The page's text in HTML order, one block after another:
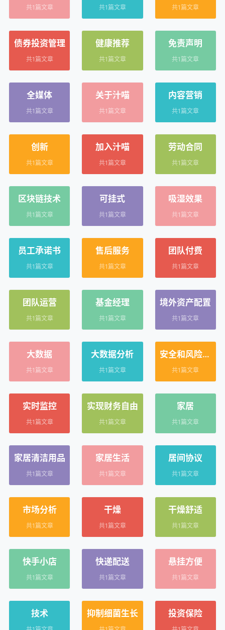
共1篇文章 共1篇文章 共1篇文章
债券投资管理
共1篇文章
健康推荐
共1篇文章
免责声明
共1篇文章
全媒体
共1篇文章
关于汁喵
共1篇文章
内容营销
共1篇文章
创新
共1篇文章
加入汁喵
共1篇文章
劳动合同
共1篇文章
区块链技术
共1篇文章
可挂式
共1篇文章
吸湿效果
共1篇文章
员工承诺书
共1篇文章
售后服务
共1篇文章
团队付费
共1篇文章
团队运营
共1篇文章
基金经理
共1篇文章
境外资产配置
共1篇文章
大数据
共1篇文章
大数据分析
共1篇文章
安全和风险控
制
共1篇文章
实时监控
共1篇文章
实现财务自由
共1篇文章
家居
共1篇文章
家居清洁用品
共1篇文章
家居生活
共1篇文章
居间协议
共1篇文章
市场分析
共1篇文章
干燥
共1篇文章
干燥舒适
共1篇文章
快手小店
共1篇文章
快递配送
共1篇文章
悬挂方便
共1篇文章
技术 抑制细菌生长 投资保险